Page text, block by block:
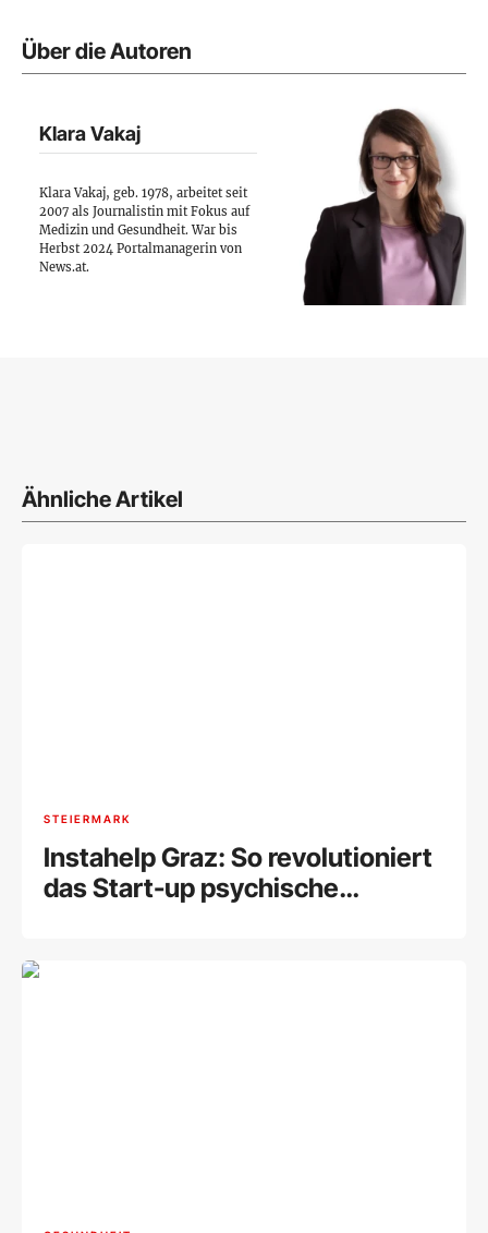
Über die Autoren
Klara Vakaj
Klara Vakaj, geb. 1978, arbeitet seit
2007 als Journalistin mit Fokus auf
Medizin und Gesundheit. War bis
Herbst 2024 Portalmanagerin von
News.at.
Ähnliche Artikel
STEIERMARK
Instahelp Graz: So revolutioniert
das Start-up psychische